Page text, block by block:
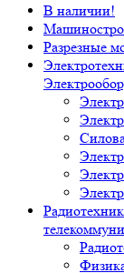
В наличии!
Разрезные